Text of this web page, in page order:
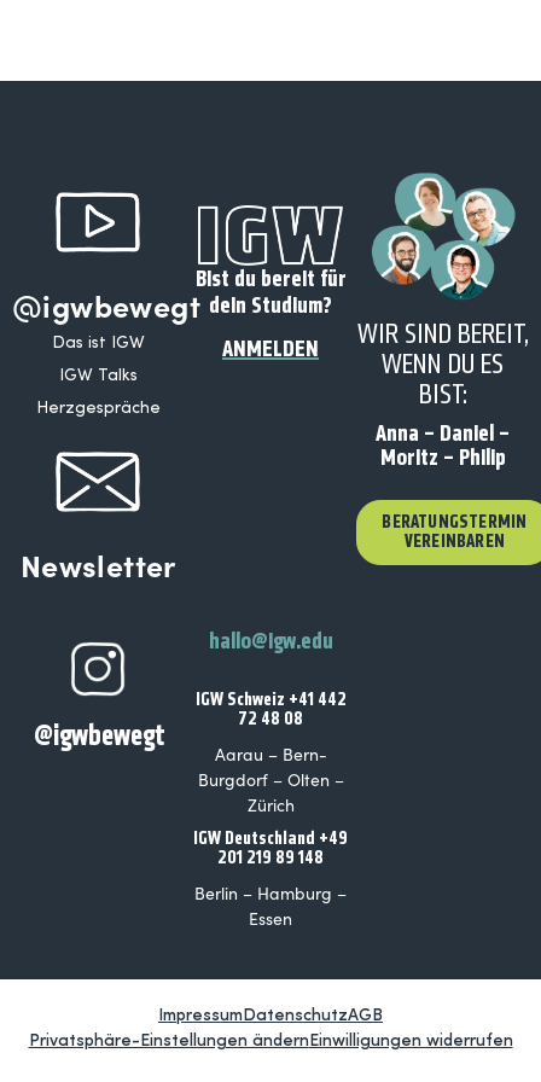
@igwbewegt
Das ist IGW
IGW Talks
Herzgespräche
Newsletter
Bist du bereit für
dein Studium?
ANMELDEN
WIR SIND BEREIT,
WENN DU ES
BIST:
Anna – Daniel –
Moritz – Philip
BERATUNGSTERMIN
VEREINBAREN
@igwbewegt
hallo@igw.edu
IGW Schweiz +41 442
72 48 08
Aarau – Bern-
Burgdorf – Olten –
Zürich
IGW Deutschland +49
201 219 89 148
Berlin – Hamburg –
Essen
Impressum DatenschutzAGB
Privatsphäre-Einstellungen ändernEinwilligungen widerrufen